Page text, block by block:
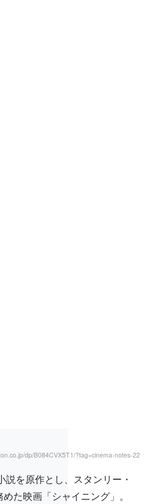
dp/B084CVX5T1/?tag=cinema-notes-22
を原作とし、スタンリー・
た映画「シャイニング」。